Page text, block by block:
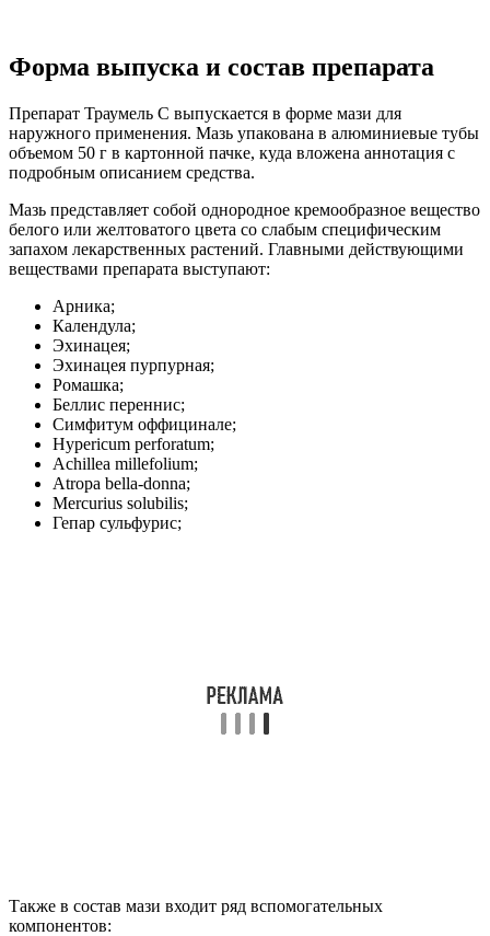
Форма выпуска и состав препарата
Препарат Траумель С выпускается в форме мази для
наружного применения. Мазь упакована в алюминиевые тубы
объемом 50 г в картонной пачке, куда вложена аннотация с
подробным описанием средства.
Мазь представляет собой однородное кремообразное вещество
белого или желтоватого цвета со слабым специфическим
запахом лекарственных растений. Главными действующими
веществами препарата выступают:
Арника;
Календула;
Эхинацея;
Эхинацея пурпурная;
Ромашка;
Беллис переннис;
Симфитум оффицинале;
Hyperiсum perforatum;
Achillea millefolium;
Atropa bella-donna;
Mercurius solubilis;
Гепар сульфурис;
Также в состав мази входит ряд вспомогательных
компонентов: